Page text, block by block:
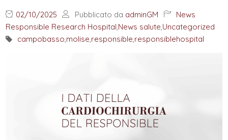
02/10/2025 Pubblicato da adminGM
News
Responsible Research Hospital News salute Uncategorized
campobasso molise responsible responsiblehospital